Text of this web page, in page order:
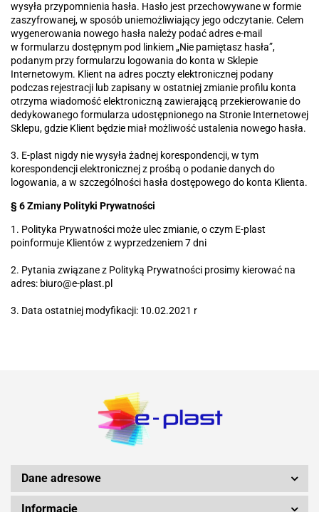
wysyła przypomnienia hasła. Hasło jest przechowywane w formie
zaszyfrowanej, w sposób uniemożliwiający jego odczytanie. Celem
wygenerowania nowego hasła należy podać adres e-mail
w formularzu dostępnym pod linkiem „Nie pamiętasz hasła”,
podanym przy formularzu logowania do konta w Sklepie
Internetowym. Klient na adres poczty elektronicznej podany
podczas rejestracji lub zapisany w ostatniej zmianie profilu konta
otrzyma wiadomość elektroniczną zawierającą przekierowanie do
dedykowanego formularza udostępnionego na Stronie Internetowej
Sklepu, gdzie Klient będzie miał możliwość ustalenia nowego hasła.
3. E-plast nigdy nie wysyła żadnej korespondencji, w tym
korespondencji elektronicznej z prośbą o podanie danych do
logowania, a w szczególności hasła dostępowego do konta Klienta.
§ 6 Zmiany Polityki Prywatności
1. Polityka Prywatności może ulec zmianie, o czym E-plast
poinformuje Klientów z wyprzedzeniem 7 dni
2. Pytania związane z Polityką Prywatności prosimy kierować na
adres: biuro@e-plast.pl
3. Data ostatniej modyfikacji: 10.02.2021 r
Dane adresowe
Informacje